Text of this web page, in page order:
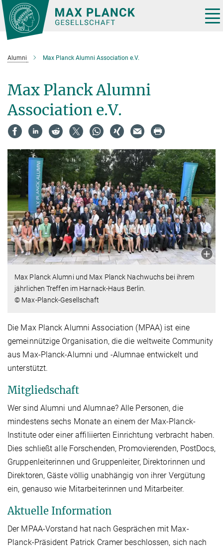
Hauptinhalt
Alumni Max Planck Alumni Association e.V.
Max Planck Alumni
Association e.V.
Max Planck Alumni und Max Planck Nachwuchs bei ihrem
jährlichen Treffen im Harnack-Haus Berlin.
© Max-Planck-Gesellschaft
Die Max Planck Alumni Association (MPAA) ist eine
gemeinnützige Organisation, die die weltweite Community
aus Max-Planck-Alumni und -Alumnae entwickelt und
unterstützt.
Mitgliedschaft
Wer sind Alumni und Alumnae? Alle Personen, die
mindestens sechs Monate an einem der Max-Planck-
Institute oder einer affiliierten Einrichtung verbracht haben.
Dies schließt alle Forschenden, Promovierenden, PostDocs,
Gruppenleiterinnen und Gruppenleiter, Direktorinnen und
Direktoren, Gäste völlig unabhängig von ihrer Vergütung
ein, genauso wie Mitarbeiterinnen und Mitarbeiter.
Aktuelle Information
Der MPAA-Vorstand hat nach Gesprächen mit Max-
Planck-Präsident Patrick Cramer beschlossen, sich nach